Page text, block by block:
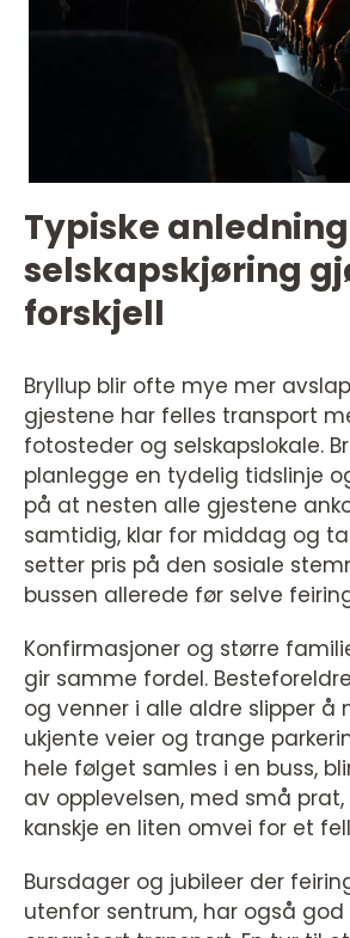
Typiske
selskapskjøring
forskjell
Bryllup blir ofte mye mer
gjestene har felles transport
fotosteder og selskapslokale.
planlegge en tydelig tidslinje
på at nesten alle gjestene
samtidig, klar for middag og
setter pris på den sosiale
bussen allerede før selve
Konfirmasjoner og større
gir samme fordel.
og venner i alle aldre slipper å
ukjente veier og trange
hele følget samles i en buss,
av opplevelsen, med små
kanskje en liten omvei for et
Bursdager og jubileer der
utenfor sentrum, har også